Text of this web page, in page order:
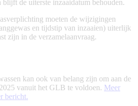
blijft de uiterste inzaaidatum behouden.
moeten de wijzigingen
en tijdstip van inzaaien) uiterlijk
zijn in de verzamelaanvraag.
kan ook van belang zijn om aan de
vanuit het GLB te voldoen. Meer
bericht.